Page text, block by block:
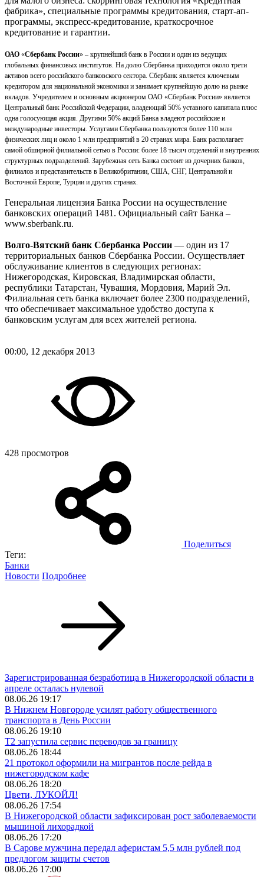
фабрика», специальные программы кредитования, старт-ап-
программы, экспресс-кредитование, краткосрочное
кредитование и гарантии.
ОАО «Сбербанк России» – крупнейший банк в России и один из ведущих
глобальных финансовых институтов. На долю Сбербанка приходится около трети
активов всего российского банковского сектора. Сбербанк является ключевым
кредитором для национальной экономики и занимает крупнейшую долю на рынке
вкладов. Учредителем и основным акционером ОАО «Сбербанк России» является
Центральный банк Российской Федерации, владеющий 50% уставного капитала плюс
одна голосующая акция. Другими 50% акций Банка владеют российские и
международные инвесторы. Услугами Сбербанка пользуются более 110 млн
физических лиц и около 1 млн предприятий в 20 странах мира. Банк располагает
самой обширной филиальной сетью в России: более 18 тысяч отделений и внутренних
структурных подразделений. Зарубежная сеть Банка состоит из дочерних банков,
филиалов и представительств в Великобритании, США, СНГ, Центральной и
Восточной Европе, Турции и других странах.
Генеральная лицензия Банка России на осуществление
банковских операций 1481. Официальный сайт Банка –
www.sberbank.ru.
Волго-Вятский банк Сбербанка России — один из 17
территориальных банков Сбербанка России. Осуществляет
обслуживание клиентов в следующих регионах:
Нижегородская, Кировская, Владимирская области,
республики Татарстан, Чувашия, Мордовия, Марий Эл.
Филиальная сеть банка включает более 2300 подразделений,
что обеспечивает максимальное удобство доступа к
банковским услугам для всех жителей региона.
00:00, 12 декабря 2013
428 просмотров
Поделиться
Теги:
Банки
Новости Подробнее
Зарегистрированная безработица в Нижегородской области в
апреле осталась нулевой
08.06.26 19:17
В Нижнем Новгороде усилят работу общественного
транспорта в День России
08.06.26 19:10
Т2 запустила сервис переводов за границу
08.06.26 18:44
21 протокол оформили на мигрантов после рейда в
нижегородском кафе
08.06.26 18:20
Цвети, ЛУКОЙЛ!
08.06.26 17:54
В Нижегородской области зафиксирован рост заболеваемости
мышиной лихорадкой
08.06.26 17:20
В Сарове мужчина передал аферистам 5,5 млн рублей под
предлогом защиты счетов
08.06.26 17:00